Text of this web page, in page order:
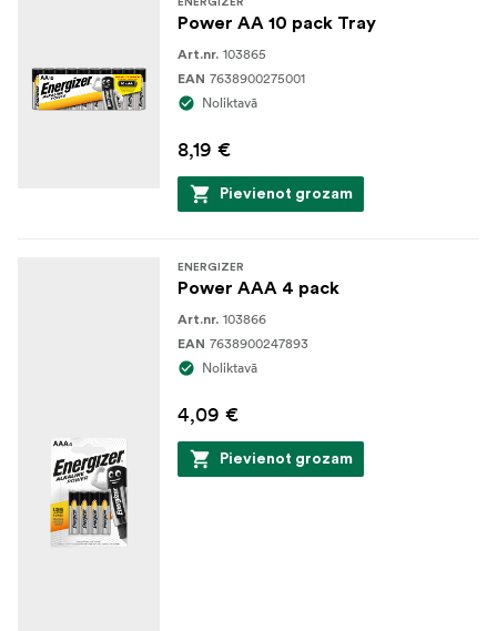
ENERGIZER
Power AA 10 pack Tray
Art.nr. 103865
EAN 7638900275001
Noliktavā
8,19 €
Pievienot grozam
ENERGIZER
Power AAA 4 pack
Art.nr. 103866
EAN 7638900247893
Noliktavā
4,09 €
Pievienot grozam